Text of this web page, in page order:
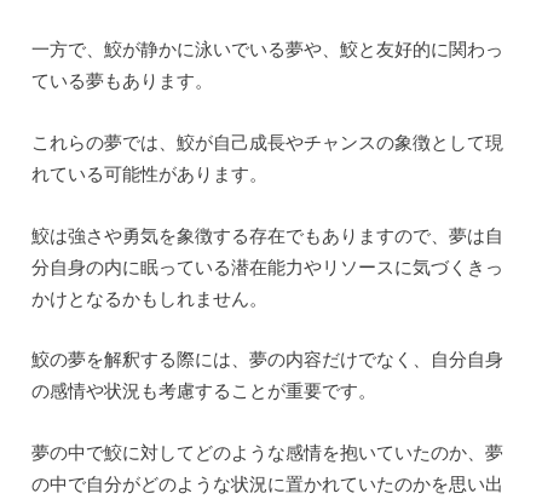
一方で、鮫が静かに泳いでいる夢や、鮫と友好的に関わっ
ている夢もあります。
これらの夢では、鮫が自己成長やチャンスの象徴として現
れている可能性があります。
鮫は強さや勇気を象徴する存在でもありますので、夢は自
分自身の内に眠っている潜在能力やリソースに気づくきっ
かけとなるかもしれません。
鮫の夢を解釈する際には、夢の内容だけでなく、自分自身
の感情や状況も考慮することが重要です。
夢の中で鮫に対してどのような感情を抱いていたのか、夢
の中で自分がどのような状況に置かれていたのかを思い出